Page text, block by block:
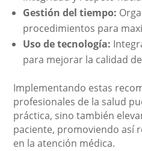
Gestión del tiempo:
procedimientos para
Uso de tecnología:
para mejorar la calidad
Implementando estas
profesionales de la salud
práctica, sino también
paciente, promoviendo así
en la atención médica.